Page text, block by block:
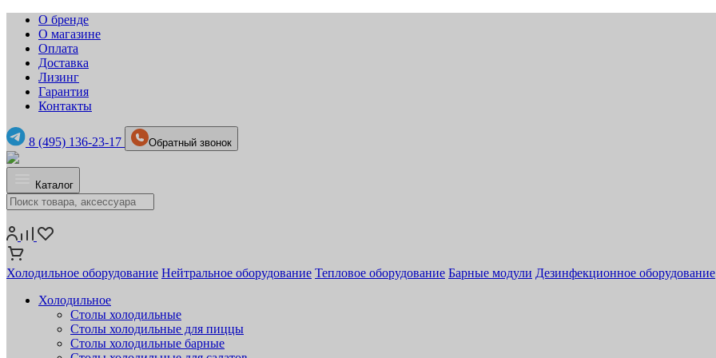
О бренде
О магазине
Оплата
Доставка
Лизинг
Гарантия
Контакты
8 (495) 136-23-17 Обратный звонок
Каталог
Холодильное оборудование Нейтральное оборудование Тепловое оборудование Барные модули Дезинфекционное оборудование
Холодильное
Столы холодильные
Столы холодильные для пиццы
Столы холодильные барные